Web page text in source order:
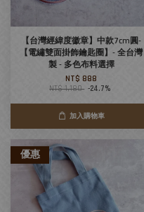
【台灣經緯度徽章】中款7cm圓-
【電繡雙面掛飾鑰匙圈】- 全台灣
製 - 多色布料選擇
NT$ 888
NT$ 1,180 -24.7%
加入購物車
優惠